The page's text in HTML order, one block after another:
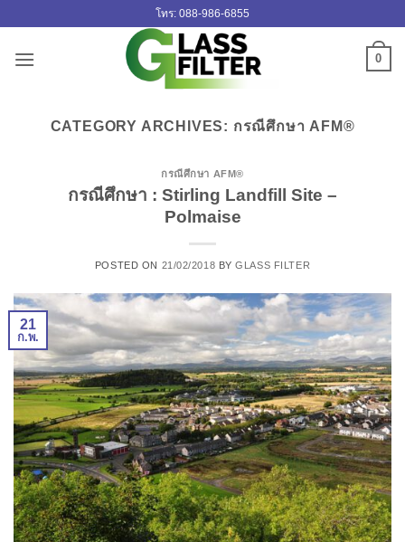
โทร: 088-986-6855
0
CATEGORY ARCHIVES: กรณีศึกษา AFM®
กรณีศึกษา AFM®
กรณีศึกษา : Stirling Landfill Site –
Polmaise
POSTED ON 21/02/2018 BYGLASS FILTER
21
ก.พ.